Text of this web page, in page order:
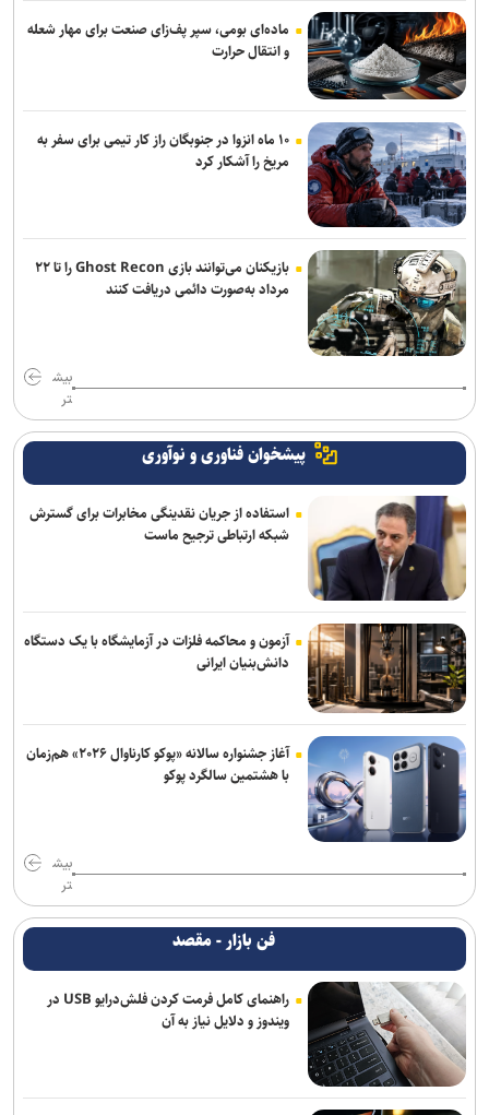
ماده‌ای بومی، سپر پف‌زای صنعت برای مهار شعله
و انتقال حرارت
۱۰ ماه انزوا در جنوبگان راز کار تیمی برای سفر به
مریخ را آشکار کرد
بازیکنان می‌توانند بازی Ghost Recon را تا ۲۲
مرداد به‌صورت دائمی دریافت کنند
بیش
تر
پیشخوان فناوری و نوآوری
استفاده از جریان نقدینگی مخابرات برای گسترش
شبکه ارتباطی ترجیح ماست
آزمون و محاکمه فلزات در آزمایشگاه با یک دستگاه
دانش‌بنیان ایرانی
آغاز جشنواره سالانه «پوکو کارناوال ۲۰۲۶» هم‌زمان
با هشتمین سالگرد پوکو
بیش
تر
فن بازار - مقصد
راهنمای کامل فرمت کردن فلش‌درایو USB در
ویندوز و دلایل نیاز به آن